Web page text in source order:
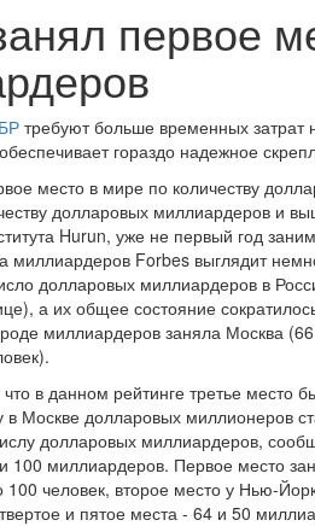
первое
требуют больше временных затрат
гораздо надежное
долларовых миллиардеров и
Hurun, уже не первый год
миллиардеров Forbes выглядит
долларовых миллиардеров в
а их общее состояние
миллиардеров заняла Москва (66
в данном рейтинге третье место
в Москве долларовых миллионеров
долларовых миллиардеров,
100 миллиардеров. Первое место
человек, второе место у Нью-
и пятое места - 64 и 50